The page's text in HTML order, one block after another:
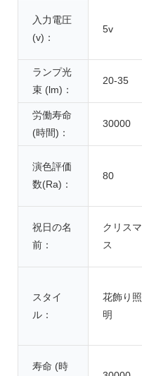
入力電圧
(v)：
5v
ランプ光
束 (lm)：
20-35
労働寿命
(時間)：
30000
演色評価
数(Ra)：
80
祝日の名
前：
クリスマ
ス
スタイ
ル：
花飾り照
明
寿命 (時